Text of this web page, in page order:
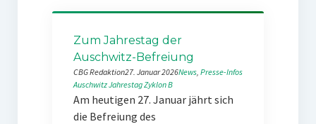
Zum Jahrestag der
Auschwitz-Befreiung
CBG Redaktion27. Januar 2026News, Presse-Infos
AuschwitzJahrestagZyklon B
Am heutigen 27. Januar jährt sich
die Befreiung des